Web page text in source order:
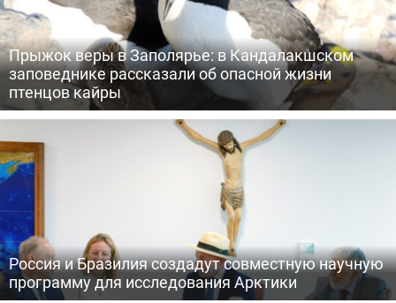
Прыжок веры в Заполярье: в Кандалакшском
заповеднике рассказали об опасной жизни
птенцов кайры
Россия и Бразилия создадут совместную научную
программу для исследования Арктики